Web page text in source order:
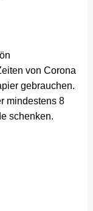
von Corona
gebrauchen.
mindestens 8
schenken.